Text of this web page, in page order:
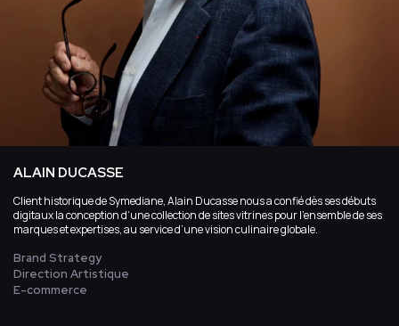
ALAIN DUCASSE
Client historique de Symediane, Alain Ducasse nous a confié dès ses débuts
digitaux la conception d’une collection de sites vitrines pour l’ensemble de ses
marques et expertises, au service d’une vision culinaire globale.
Brand Strategy
Direction Artistique
E-commerce